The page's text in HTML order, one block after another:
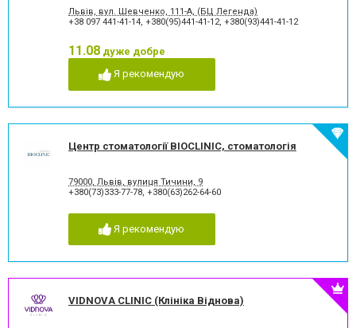
Зубні протези
Клиновидний дефект зубів
Комп'ютерна томографія
Коронка безметалева
Коронка безметалова
Коронка металокерамічна
Коронка цільнокерамічна
Лазеротерапія в
стоматології
Люмініри
Лікування альвеоліту
Лікування гінгівіту
Лікування гіпоплазії емалі
зубів
скронево-нижньощелепного
Лікування кореневих каналів
Лікування стоматиту
Лікування ясен
Львів, вул. Шевченко, 111-А, (БЦ Легенда)
+38 097 441-41-14, +380(95)441-41-12, +380(93)441-41-12
11.08 дуже добре
Я рекомендую
Центр стоматології BIOCLINIC, стоматологія
79000, Львів, вулиця Тичини, 9
+380(73)333-77-78, +380(63)262-64-60
Я рекомендую
VIDNOVA CLINIC (Клініка Віднова)